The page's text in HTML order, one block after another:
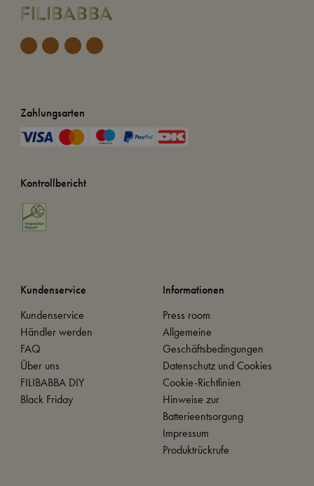
Zahlungsarten
Kontrollbericht
Kundenservice
Kundenservice
Händler werden
FAQ
Über uns
FILIBABBA DIY
Black Friday
Informationen
Press room
Allgemeine
Geschäftsbedingungen
Datenschutz und Cookies
Cookie-Richtlinien
Hinweise zur
Batterieentsorgung
Impressum
Produktrückrufe